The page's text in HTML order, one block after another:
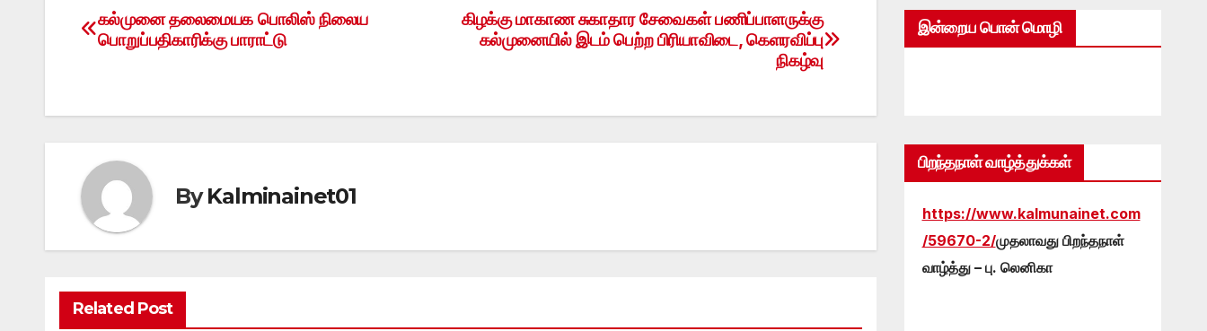
Post
கிழக்கு மாகாண சுகாதார சேவைகள் பணிப்பாளருக்கு
கல்முனையில் இடம் பெற்ற பிரியாவிடை, கெளரவிப்பு
நிகழ்வு
கல்முனை தலைமையக பொலிஸ் நிலைய
பொறுப்பதிகாரிக்கு பாராட்டு
ByKalminainet01
Related Post
இன்றைய பொன் மொழி
பிறந்தநாள் வாழ்த்துக்கள்
https://www.kalmunainet.com
/59670-2/முதலாவது பிறந்தநாள்
வாழ்த்து – பு. லெனிகா